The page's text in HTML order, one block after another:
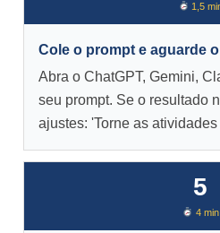
1,5
Cole o prompt e aguarde
Abra o ChatGPT, Gemini,
seu prompt. Se o resultado
ajustes: 'Torne as
5
4 min